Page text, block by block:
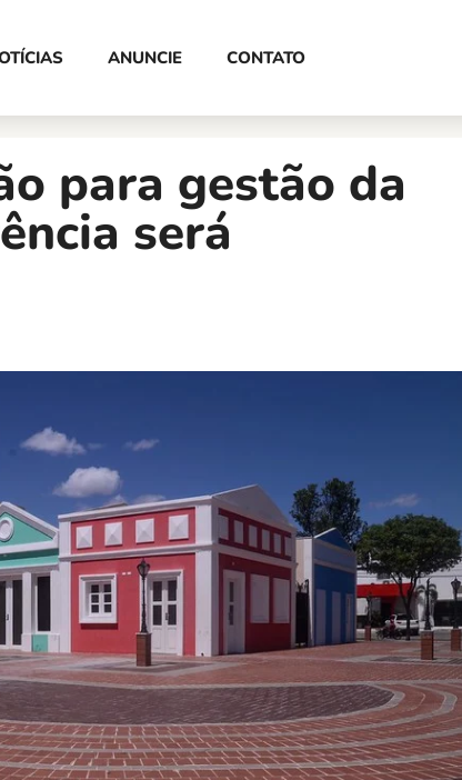
ANUNCIE CONTATO
para gestão da
será